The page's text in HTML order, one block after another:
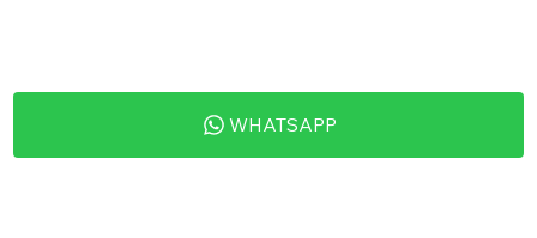
WHATSAPP